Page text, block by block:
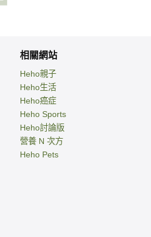
相關網站
Heho親子
Heho生活
Heho癌症
Heho Sports
Heho討論版
營養 N 次方
Heho Pets